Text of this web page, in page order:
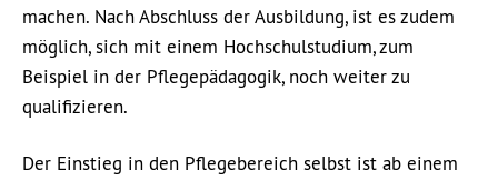
machen. Nach Abschluss der Ausbildung, ist es zudem
möglich, sich mit einem Hochschulstudium, zum
Beispiel in der Pflegepädagogik, noch weiter zu
qualifizieren.
Der Einstieg in den Pflegebereich selbst ist ab einem